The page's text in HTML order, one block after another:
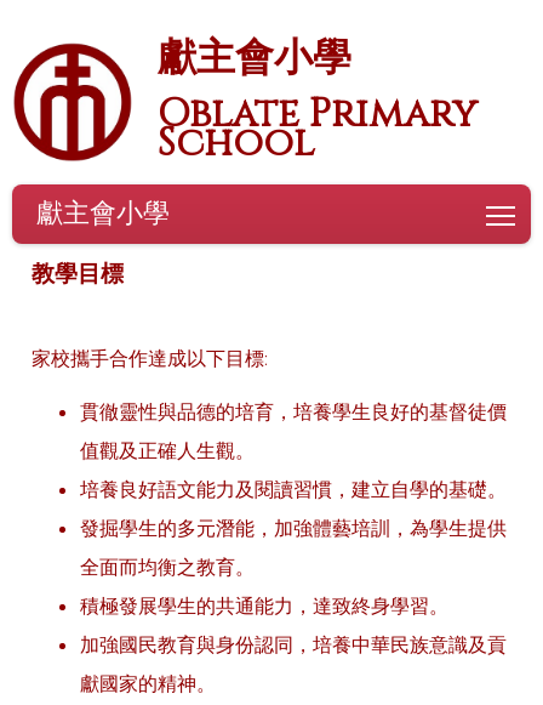
獻主會小學
Oblate Primary
School
獻主會小學
教學目標
家校攜手合作達成以下目標:
貫徹靈性與品德的培育，培養學生良好的基督徒價
值觀及正確人生觀。
培養良好語文能力及閱讀習慣，建立自學的基礎。
發掘學生的多元潛能，加強體藝培訓，為學生提供
全面而均衡之教育。
積極發展學生的共通能力，達致終身學習。
加強國民教育與身份認同，培養中華民族意識及貢
獻國家的精神。